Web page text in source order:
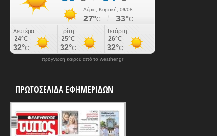
πρόγνωση καιρού από το weather.gr
ΠΡΩΤΟΣΕΛΙΔΑ ΕΦΗΜΕΡΙΔΩΝ